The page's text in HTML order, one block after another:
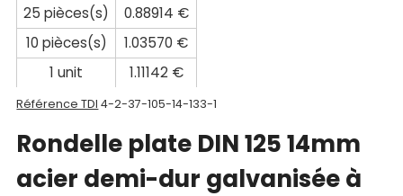
25 pièces(s)
0.88914 €
10 pièces(s)
1.03570 €
1 unit
1.11142 €
Référence TDI 4-2-37-105-14-133-1
Rondelle plate DIN 125 14mm
acier demi-dur galvanisée à